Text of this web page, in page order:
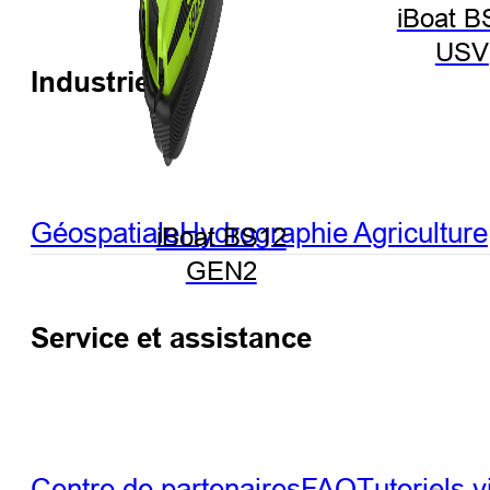
iBoat BS12
GEN2
iBoat
USV
Industries
GéospatialeHydrographieAgriculture
Service et assistance